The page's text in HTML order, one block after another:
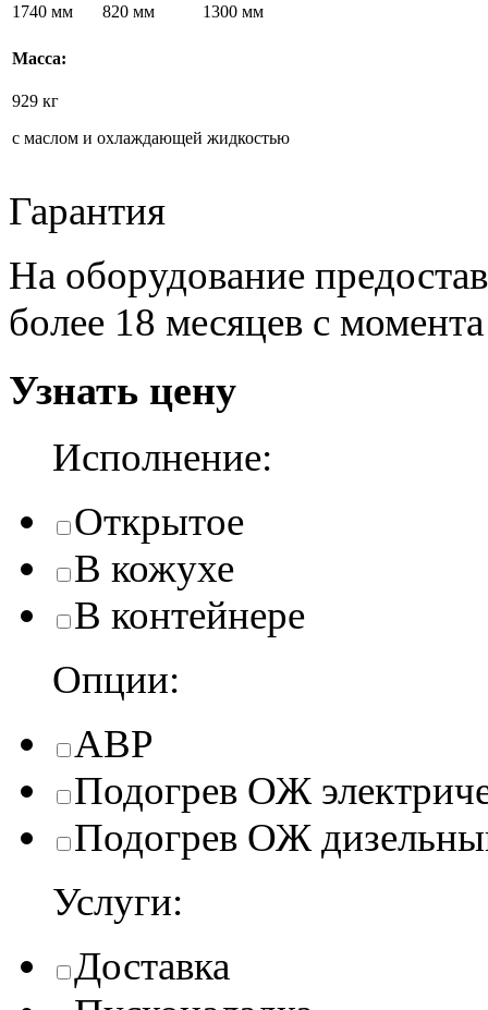
1740 мм 820 мм 1300 мм
Масса:
929 кг
с маслом и охлаждающей жидкостью
Гарантия
На оборудование
более 18 месяцев с
Узнать цену
Исполнение:
Открытое
В кожухе
В контейнере
Опции:
АВР
Подогрев ОЖ
Подогрев ОЖ
Услуги:
Доставка